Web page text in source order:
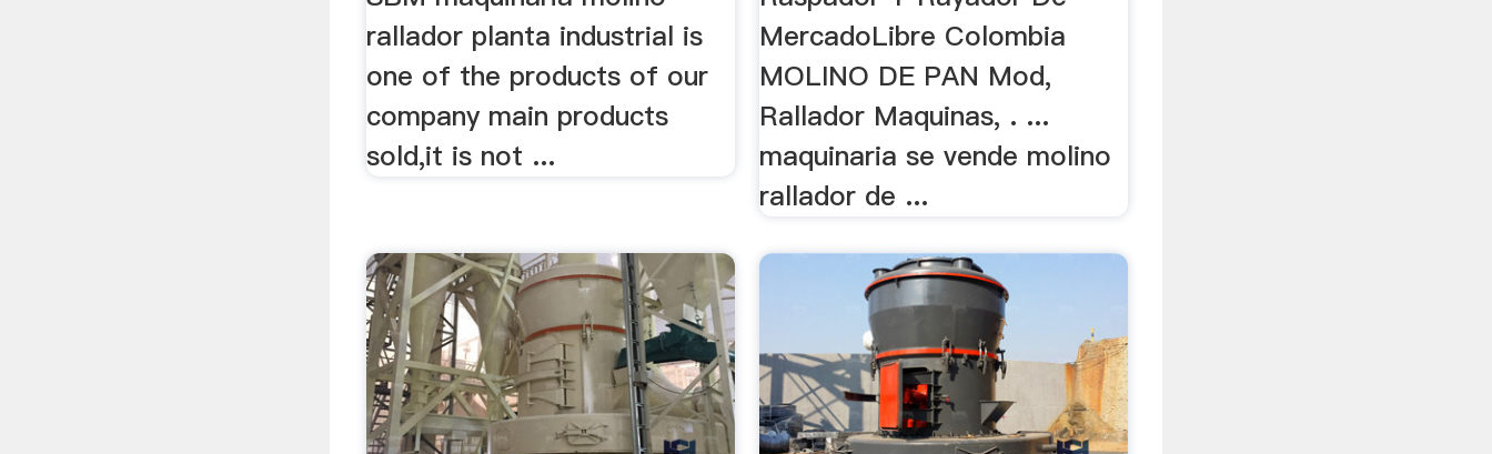
rallador planta industrial is
one of the products of our
company main products
sold,it is not ...
MercadoLibre Colombia
MOLINO DE PAN Mod,
Rallador Maquinas, . ...
maquinaria se vende molino
rallador de ...